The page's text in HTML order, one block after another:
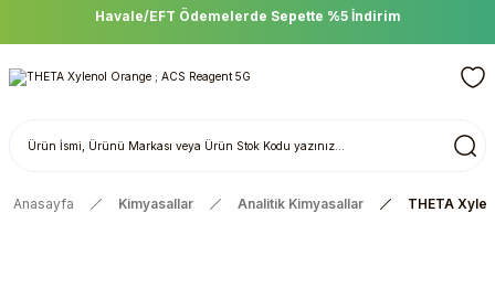
Havale/EFT Ödemelerde Sepette %5 İndirim
Anasayfa Kimyasallar Analitik Kimyasallar THETA